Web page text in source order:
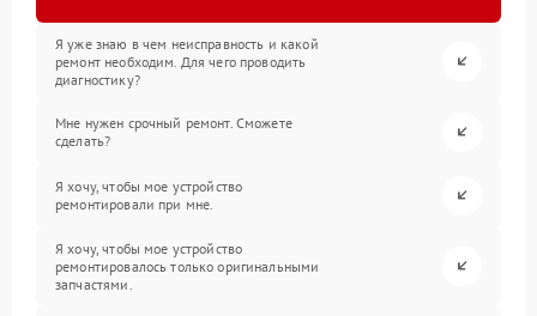
Я уже знаю в чем неисправность и какой
ремонт необходим. Для чего проводить
диагностику?
Мне нужен срочный ремонт. Сможете
сделать?
Я хочу, чтобы мое устройство
ремонтировали при мне.
Я хочу, чтобы мое устройство
ремонтировалось только оригинальными
запчастями.